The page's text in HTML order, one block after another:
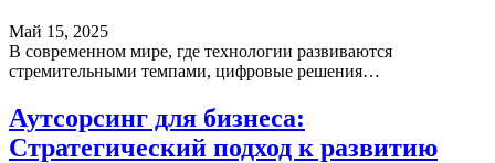
Май 15, 2025
В современном мире, где технологии развиваются
стремительными темпами, цифровые решения…
Аутсорсинг для бизнеса:
Стратегический подход к развитию